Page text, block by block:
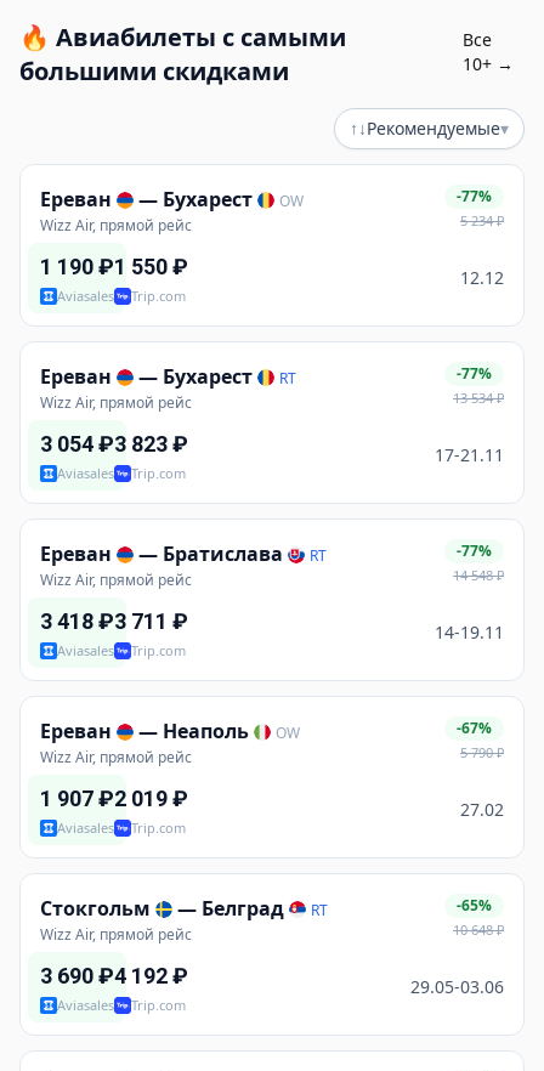
🔥 Авиабилеты с самыми
большими скидками
Все
10+ →
↑↓Рекомендуемые▾
Ереван — Бухарест
OW
Wizz Air, прямой рейс
-77%
5 234₽
1 190₽
Aviasales
1 550₽
Trip.com
12.12
Ереван — Бухарест
RT
Wizz Air, прямой рейс
-77%
13 534₽
3 054₽
Aviasales
3 823₽
Trip.com
17-21.11
Ереван — Братислава
RT
Wizz Air, прямой рейс
-77%
14 548₽
3 418₽
Aviasales
3 711 ₽
Trip.com
14-19.11
Ереван — Неаполь
OW
Wizz Air, прямой рейс
-67%
5 790₽
1 907₽
Aviasales
2 019₽
Trip.com
27.02
Стокгольм — Белград
RT
Wizz Air, прямой рейс
-65%
10 648₽
3 690₽
Aviasales
4 192₽
Trip.com
29.05-03.06